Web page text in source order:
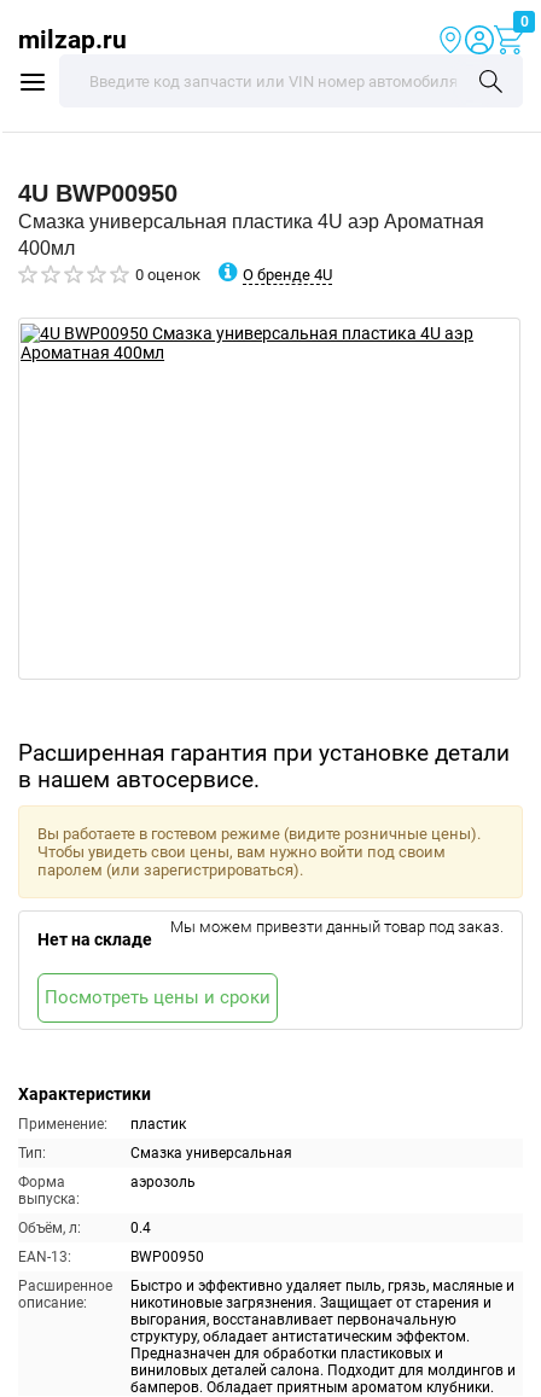
milzap.ru
0
4U BWP00950
Смазка универсальная пластика 4U аэр Ароматная
400мл
0 оценок О бренде 4U
Расширенная гарантия при установке детали
в нашем автосервисе.
Характеристики
Применение:
пластик
Тип:
Смазка универсальная
Форма
выпуска:
аэрозоль
Объём, л:
0.4
EAN-13:
BWP00950
Расширенное
описание:
Быстро и эффективно удаляет пыль, грязь, масляные и
никотиновые загрязнения. Защищает от старения и
выгорания, восстанавливает первоначальную
структуру, обладает антистатическим эффектом.
Предназначен для обработки пластиковых и
виниловых деталей салона. Подходит для молдингов и
бамперов. Обладает приятным ароматом клубники.
Вы работаете в гостевом режиме (видите розничные цены).
Чтобы увидеть свои цены, вам нужно войти под своим
паролем (или зарегистрироваться).
Нет на складе
Мы можем привезти данный товар под заказ.
Посмотреть цены и сроки